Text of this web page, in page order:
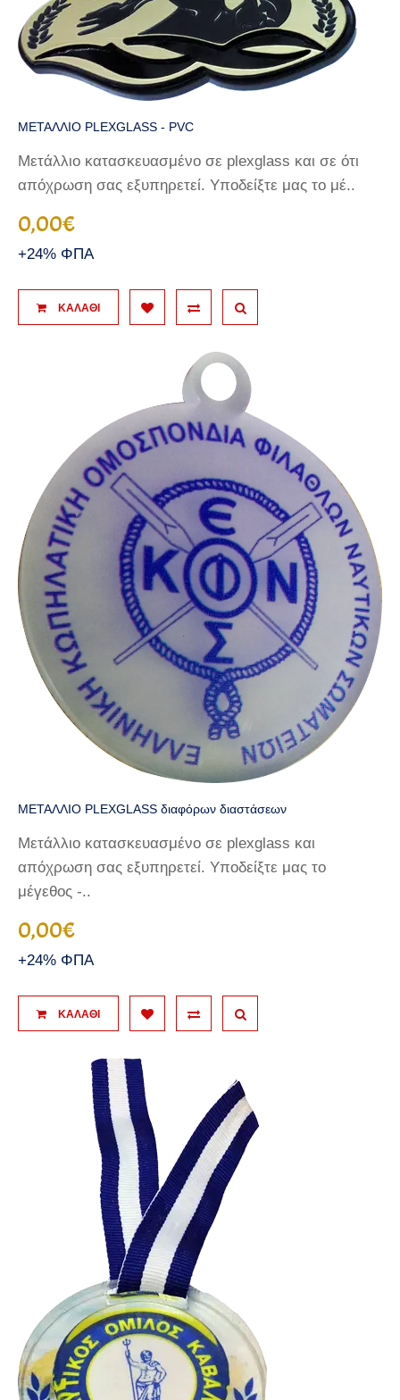
ΜΕΤΑΛΛΙΟ PLEXGLASS - PVC
Μετάλλιο κατασκευασμένο σε plexglass και σε ότι
απόχρωση σας εξυπηρετεί. Υποδείξτε μας το μέ..
0,00€
+24% ΦΠΑ
ΚΑΛΆΘΙ
ΜΕΤΑΛΛΙΟ PLEXGLASS διαφόρων διαστάσεων
Μετάλλιο κατασκευασμένο σε plexglass και
απόχρωση σας εξυπηρετεί. Υποδείξτε μας το
μέγεθος -..
0,00€
+24% ΦΠΑ
ΚΑΛΆΘΙ